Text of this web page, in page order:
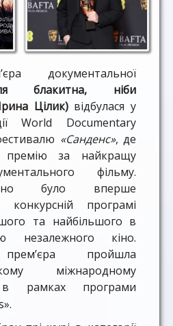
документальної
блакитна, ніби
Цілик)відбулася у
World Documentary
«Санденс», де
за найкращу
фільму.
було вперше
програмі
та найбільшого в
незалежного кіно.
пройшла
міжнародному
рамках програми